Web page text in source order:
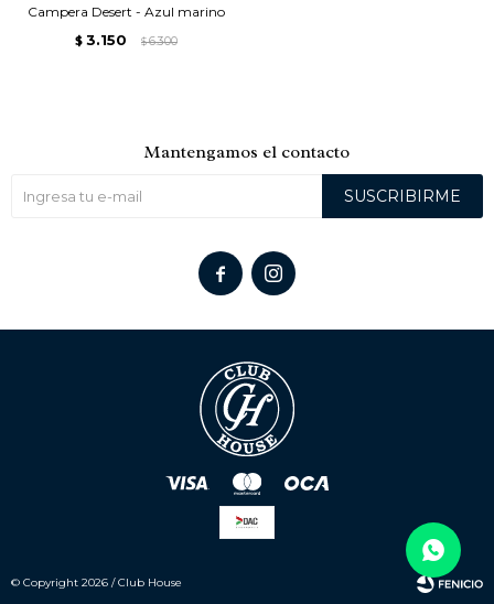
Campera Desert - Azul marino
$ 3.150 $ 6.300
Mantengamos el contacto
SUSCRIBIRME
 
© Copyright 2026 / Club House